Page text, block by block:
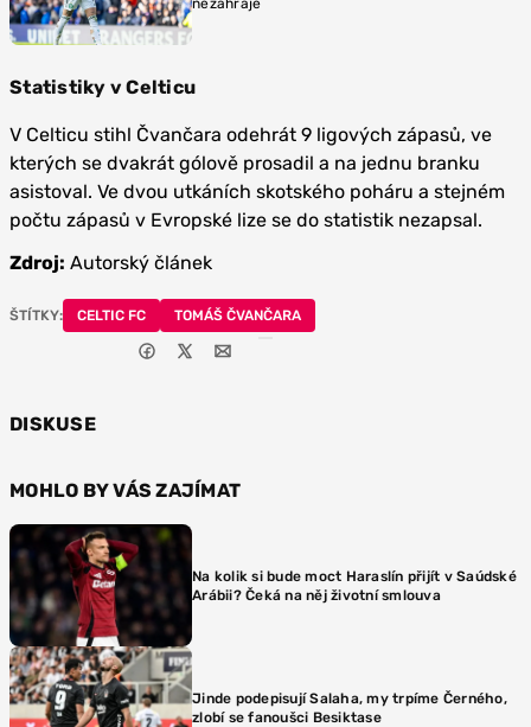
Statistiky v Celticu
V Celticu stihl Čvančara odehrát 9 ligových zápasů, ve
kterých se dvakrát gólově prosadil a na jednu branku
asistoval. Ve dvou utkáních skotského poháru a stejném
počtu zápasů v Evropské lize se do statistik nezapsal.
Zdroj: Autorský článek
ŠTÍTKY: CELTIC FC TOMÁŠ ČVANČARA
DISKUSE
MOHLO BY VÁS ZAJÍMAT
Na kolik si bude moct Haraslín přijít v Saúdské
Arábii? Čeká na něj životní smlouva
Jinde podepisují Salaha, my trpíme Černého,
zlobí se fanoušci Besiktase